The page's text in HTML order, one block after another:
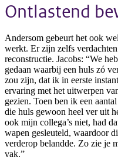
Ontlastend
Andersom gebeurt het ook
werkt. Er zijn zelfs
reconstructie. Jacobs: “We
gedaan waarbij een huls zó
zou zijn, dat ik in eerste
ervaring met het uitwerpen
gezien. Toen ben ik een
die huls gewoon heel ver uit
ook mijn collega’s niet, had
wapen gesleuteld, waardoor
verderop belandde. Zo zie je
vak.”